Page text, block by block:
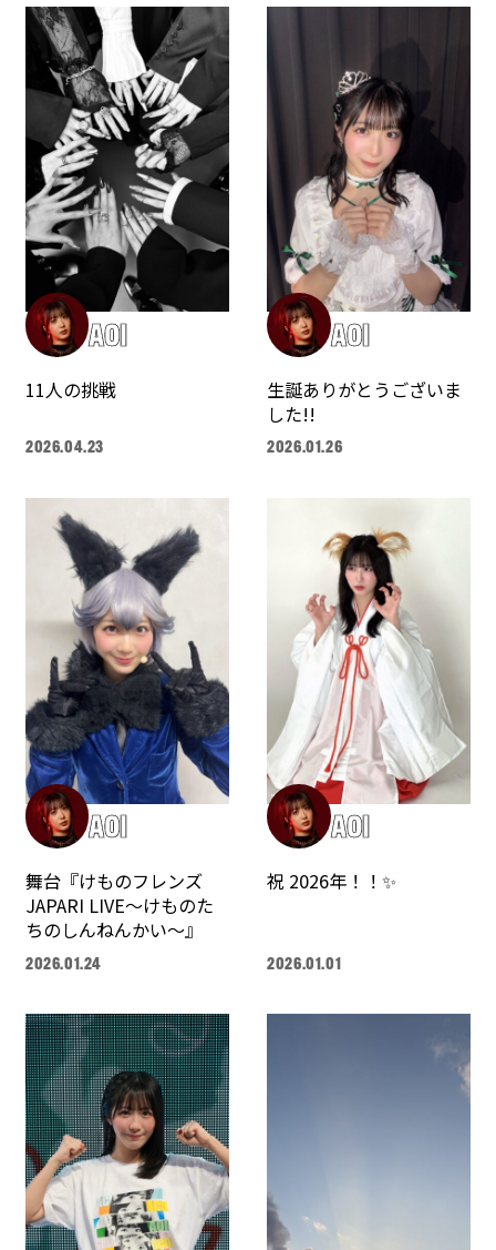
AOI
11人の挑戦
2026.04.23
AOI
生誕ありがとうございま
した!!
2026.01.26
AOI
舞台『けものフレンズ
JAPARI LIVE〜けものた
ちのしんねんかい〜』
2026.01.24
AOI
祝 2026年！！✨
2026.01.01